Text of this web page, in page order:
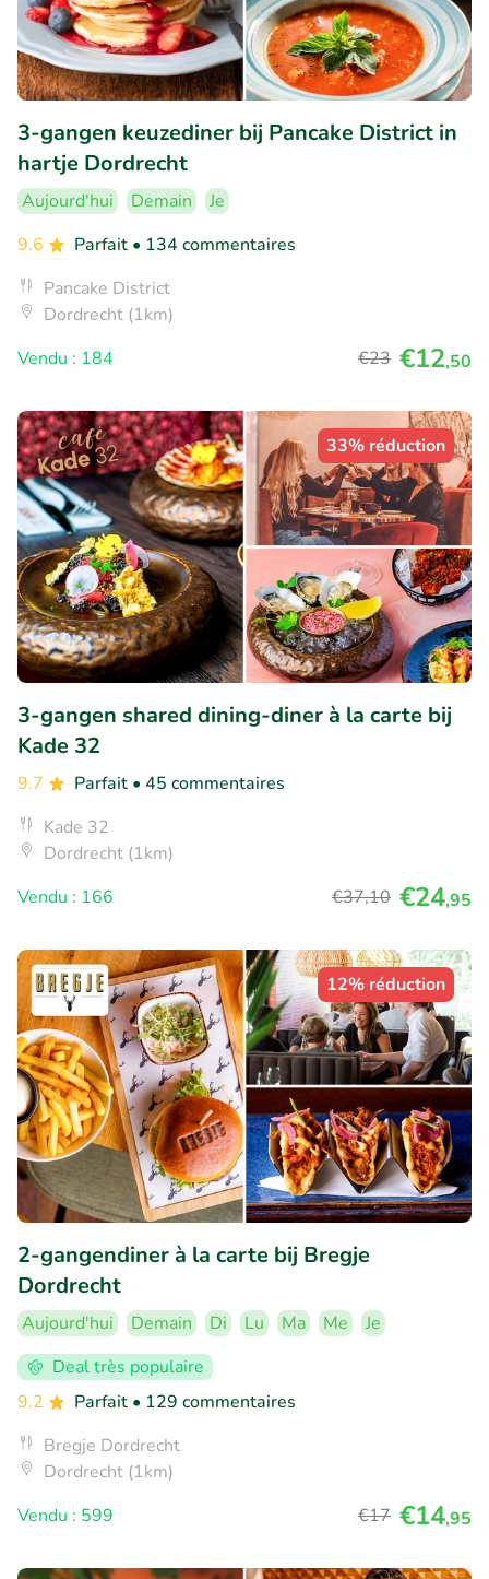
3-gangen keuzediner bij Pancake District in
hartje Dordrecht
Aujourd'hui Demain
Je
9.6
Parfait • 134 commentaires
Pancake District
Dordrecht (1km)
Vendu : 184
€23 €12,50
33% réduction
3-gangen shared dining-diner à la carte bij
Kade 32
9.7 Parfait • 45 commentaires
Kade 32
Dordrecht (1km)
Vendu : 166
€37,10 €24,95
12% réduction
2-gangendiner à la carte bij Bregje
Dordrecht
Aujourd'hui Demain Di Lu Ma Me
Je
Deal très populaire
9.2
Parfait • 129 commentaires
Bregje Dordrecht
Dordrecht (1km)
Vendu : 599
€17 €14,95